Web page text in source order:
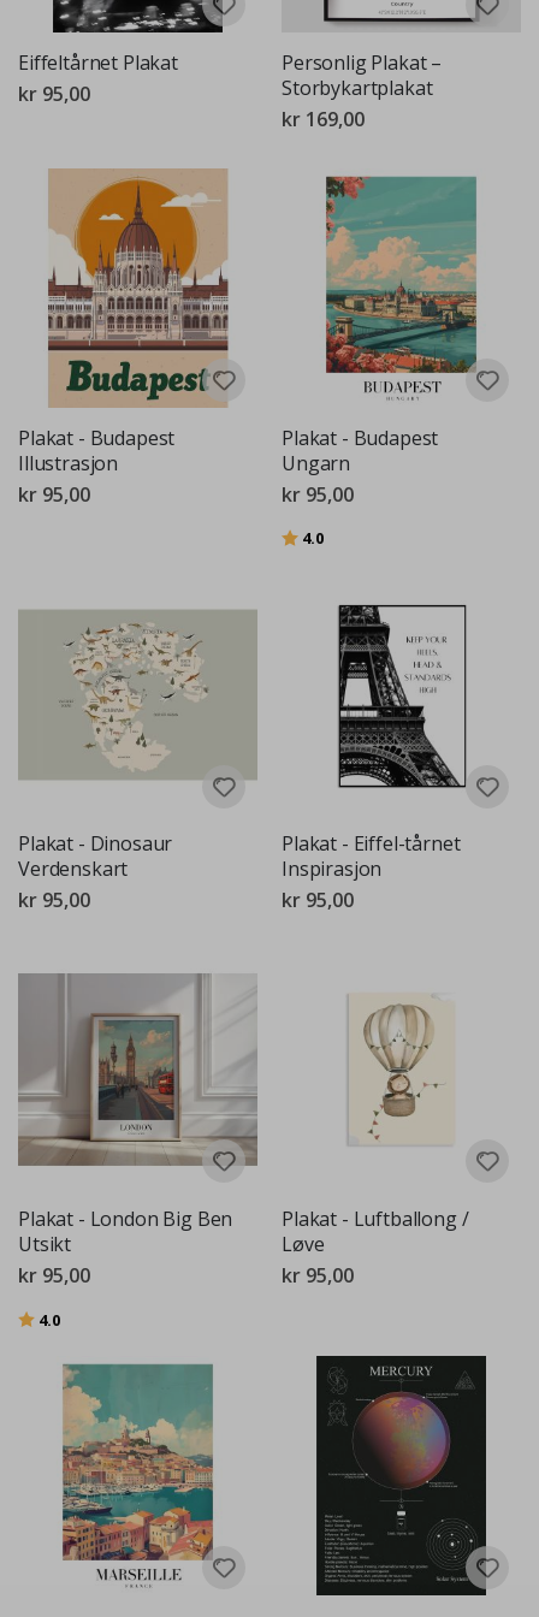
Eiffeltårnet Plakat
kr 95,00
Personlig Plakat –
Storbykartplakat
kr 169,00
Plakat - Budapest
Illustrasjon
kr 95,00
Plakat - Budapest
Ungarn
kr 95,00
Karakter:
4.0
Plakat - Dinosaur
Verdenskart
kr 95,00
Plakat - Eiffel-tårnet
Inspirasjon
kr 95,00
Plakat - London Big Ben
Utsikt
kr 95,00
Karakter:
4.0
Plakat - Luftballong /
Løve
kr 95,00